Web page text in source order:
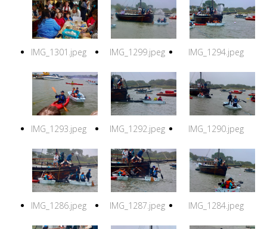
IMG_1301.jpeg IMG_1299.jpeg IMG_1294.jpeg
IMG_1293.jpeg IMG_1292.jpeg IMG_1290.jpeg
IMG_1286.jpeg IMG_1287.jpeg IMG_1284.jpeg